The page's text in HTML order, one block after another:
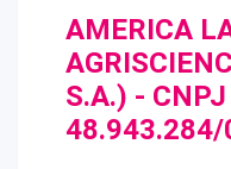
AMERICA
S.A.) - CNPJ